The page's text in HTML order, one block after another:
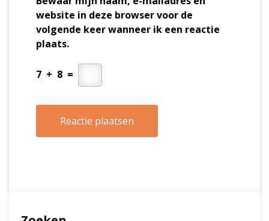
website in deze browser voor de
volgende keer wanneer ik een reactie
plaats.
7 + 8 =